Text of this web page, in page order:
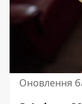
Оновлення